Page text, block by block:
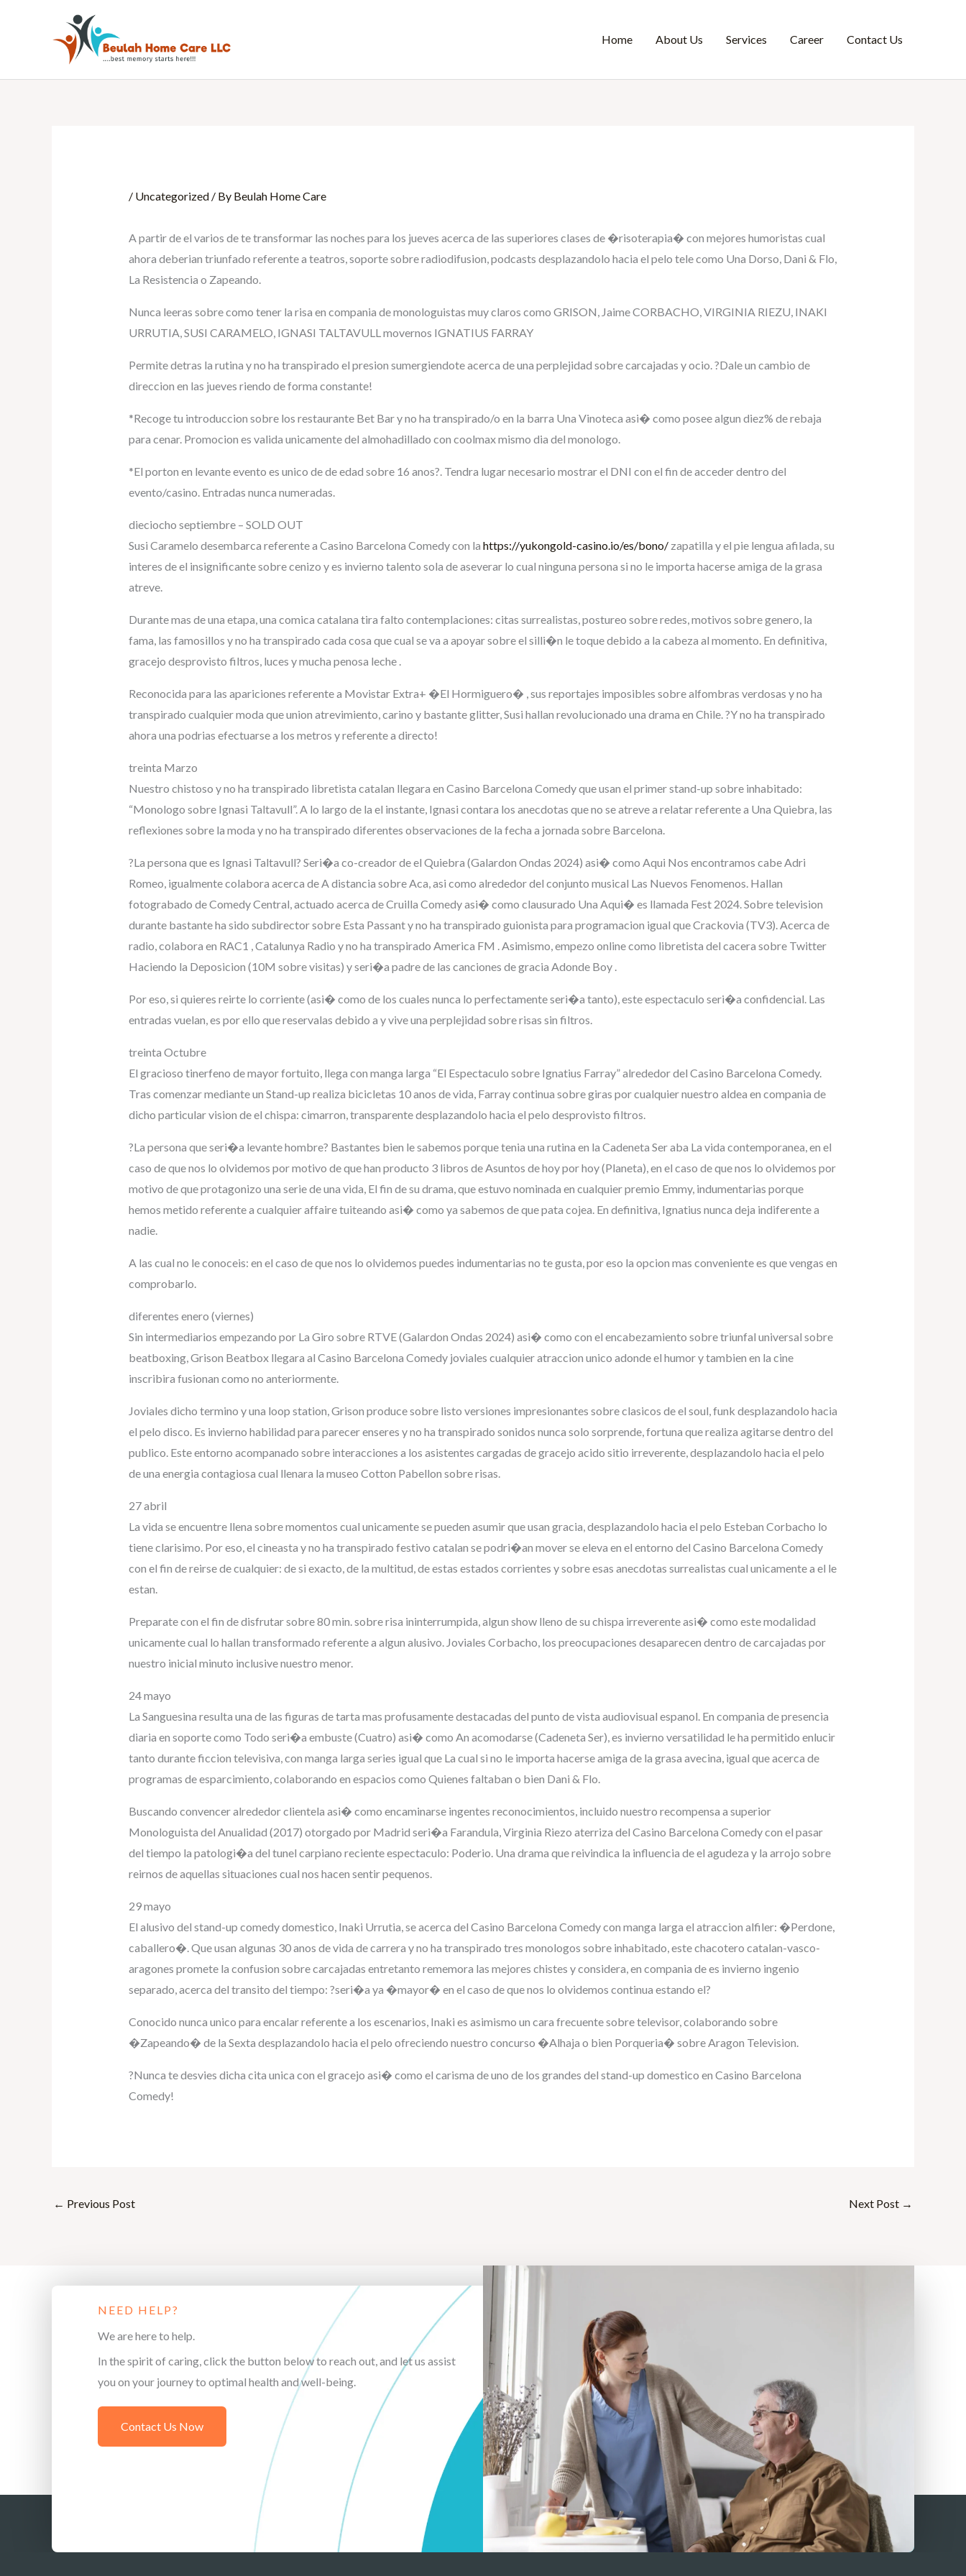
Home About Us Services Career Contact Us
/ Uncategorized/ By Beulah Home Care
A partir de el varios de te transformar las noches para los jueves acerca de las superiores clases de �risoterapia� con mejores humoristas cual
ahora deberian triunfado referente a teatros, soporte sobre radiodifusion, podcasts desplazandolo hacia el pelo tele como Una Dorso, Dani & Flo,
La Resistencia o Zapeando.
Nunca leeras sobre como tener la risa en compania de monologuistas muy claros como GRISON, Jaime CORBACHO, VIRGINIA RIEZU, INAKI
URRUTIA, SUSI CARAMELO, IGNASI TALTAVULL movernos IGNATIUS FARRAY
Permite detras la rutina y no ha transpirado el presion sumergiendote acerca de una perplejidad sobre carcajadas y ocio. ?Dale un cambio de
direccion en las jueves riendo de forma constante!
*Recoge tu introduccion sobre los restaurante Bet Bar y no ha transpirado/o en la barra Una Vinoteca asi� como posee algun diez% de rebaja
para cenar. Promocion es valida unicamente del almohadillado con coolmax mismo dia del monologo.
*El porton en levante evento es unico de de edad sobre 16 anos?. Tendra lugar necesario mostrar el DNI con el fin de acceder dentro del
evento/casino. Entradas nunca numeradas.
dieciocho septiembre – SOLD OUT
Susi Caramelo desembarca referente a Casino Barcelona Comedy con la https://yukongold-casino.io/es/bono/zapatilla y el pie lengua afilada, su
interes de el insignificante sobre cenizo y es invierno talento sola de aseverar lo cual ninguna persona si no le importa hacerse amiga de la grasa
atreve.
Durante mas de una etapa, una comica catalana tira falto contemplaciones: citas surrealistas, postureo sobre redes, motivos sobre genero, la
fama, las famosillos y no ha transpirado cada cosa que cual se va a apoyar sobre el silli�n le toque debido a la cabeza al momento. En definitiva,
gracejo desprovisto filtros, luces y mucha penosa leche .
Reconocida para las apariciones referente a Movistar Extra+ �El Hormiguero� , sus reportajes imposibles sobre alfombras verdosas y no ha
transpirado cualquier moda que union atrevimiento, carino y bastante glitter, Susi hallan revolucionado una drama en Chile. ?Y no ha transpirado
ahora una podrias efectuarse a los metros y referente a directo!
treinta Marzo
Nuestro chistoso y no ha transpirado libretista catalan llegara en Casino Barcelona Comedy que usan el primer stand-up sobre inhabitado:
“Monologo sobre Ignasi Taltavull”. A lo largo de la el instante, Ignasi contara los anecdotas que no se atreve a relatar referente a Una Quiebra, las
reflexiones sobre la moda y no ha transpirado diferentes observaciones de la fecha a jornada sobre Barcelona.
?La persona que es Ignasi Taltavull? Seri�a co-creador de el Quiebra (Galardon Ondas 2024) asi� como Aqui Nos encontramos cabe Adri
Romeo, igualmente colabora acerca de A distancia sobre Aca, asi como alrededor del conjunto musical Las Nuevos Fenomenos. Hallan
fotograbado de Comedy Central, actuado acerca de Cruilla Comedy asi� como clausurado Una Aqui� es llamada Fest 2024. Sobre television
durante bastante ha sido subdirector sobre Esta Passant y no ha transpirado guionista para programacion igual que Crackovia (TV3). Acerca de
radio, colabora en RAC1 , Catalunya Radio y no ha transpirado America FM . Asimismo, empezo online como libretista del cacera sobre Twitter
Haciendo la Deposicion (10M sobre visitas) y seri�a padre de las canciones de gracia Adonde Boy .
Por eso, si quieres reirte lo corriente (asi� como de los cuales nunca lo perfectamente seri�a tanto), este espectaculo seri�a confidencial. Las
entradas vuelan, es por ello que reservalas debido a y vive una perplejidad sobre risas sin filtros.
treinta Octubre
El gracioso tinerfeno de mayor fortuito, llega con manga larga “El Espectaculo sobre Ignatius Farray” alrededor del Casino Barcelona Comedy.
Tras comenzar mediante un Stand-up realiza bicicletas 10 anos de vida, Farray continua sobre giras por cualquier nuestro aldea en compania de
dicho particular vision de el chispa: cimarron, transparente desplazandolo hacia el pelo desprovisto filtros.
?La persona que seri�a levante hombre? Bastantes bien le sabemos porque tenia una rutina en la Cadeneta Ser aba La vida contemporanea, en el
caso de que nos lo olvidemos por motivo de que han producto 3 libros de Asuntos de hoy por hoy (Planeta), en el caso de que nos lo olvidemos por
motivo de que protagonizo una serie de una vida, El fin de su drama, que estuvo nominada en cualquier premio Emmy, indumentarias porque
hemos metido referente a cualquier affaire tuiteando asi� como ya sabemos de que pata cojea. En definitiva, Ignatius nunca deja indiferente a
nadie.
A las cual no le conoceis: en el caso de que nos lo olvidemos puedes indumentarias no te gusta, por eso la opcion mas conveniente es que vengas en
comprobarlo.
diferentes enero (viernes)
Sin intermediarios empezando por La Giro sobre RTVE (Galardon Ondas 2024) asi� como con el encabezamiento sobre triunfal universal sobre
beatboxing, Grison Beatbox llegara al Casino Barcelona Comedy joviales cualquier atraccion unico adonde el humor y tambien en la cine
inscribira fusionan como no anteriormente.
Joviales dicho termino y una loop station, Grison produce sobre listo versiones impresionantes sobre clasicos de el soul, funk desplazandolo hacia
el pelo disco. Es invierno habilidad para parecer enseres y no ha transpirado sonidos nunca solo sorprende, fortuna que realiza agitarse dentro del
publico. Este entorno acompanado sobre interacciones a los asistentes cargadas de gracejo acido sitio irreverente, desplazandolo hacia el pelo
de una energia contagiosa cual llenara la museo Cotton Pabellon sobre risas.
27 abril
La vida se encuentre llena sobre momentos cual unicamente se pueden asumir que usan gracia, desplazandolo hacia el pelo Esteban Corbacho lo
tiene clarisimo. Por eso, el cineasta y no ha transpirado festivo catalan se podri�an mover se eleva en el entorno del Casino Barcelona Comedy
con el fin de reirse de cualquier: de si exacto, de la multitud, de estas estados corrientes y sobre esas anecdotas surrealistas cual unicamente a el le
estan.
Preparate con el fin de disfrutar sobre 80 min. sobre risa ininterrumpida, algun show lleno de su chispa irreverente asi� como este modalidad
unicamente cual lo hallan transformado referente a algun alusivo. Joviales Corbacho, los preocupaciones desaparecen dentro de carcajadas por
nuestro inicial minuto inclusive nuestro menor.
24 mayo
La Sanguesina resulta una de las figuras de tarta mas profusamente destacadas del punto de vista audiovisual espanol. En compania de presencia
diaria en soporte como Todo seri�a embuste (Cuatro) asi� como An acomodarse (Cadeneta Ser), es invierno versatilidad le ha permitido enlucir
tanto durante ficcion televisiva, con manga larga series igual que La cual si no le importa hacerse amiga de la grasa avecina, igual que acerca de
programas de esparcimiento, colaborando en espacios como Quienes faltaban o bien Dani & Flo.
Buscando convencer alrededor clientela asi� como encaminarse ingentes reconocimientos, incluido nuestro recompensa a superior
Monologuista del Anualidad (2017) otorgado por Madrid seri�a Farandula, Virginia Riezo aterriza del Casino Barcelona Comedy con el pasar
del tiempo la patologi�a del tunel carpiano reciente espectaculo: Poderio. Una drama que reivindica la influencia de el agudeza y la arrojo sobre
reirnos de aquellas situaciones cual nos hacen sentir pequenos.
29 mayo
El alusivo del stand-up comedy domestico, Inaki Urrutia, se acerca del Casino Barcelona Comedy con manga larga el atraccion alfiler: �Perdone,
caballero�. Que usan algunas 30 anos de vida de carrera y no ha transpirado tres monologos sobre inhabitado, este chacotero catalan-vasco-
aragones promete la confusion sobre carcajadas entretanto rememora las mejores chistes y considera, en compania de es invierno ingenio
separado, acerca del transito del tiempo: ?seri�a ya �mayor� en el caso de que nos lo olvidemos continua estando el?
Conocido nunca unico para encalar referente a los escenarios, Inaki es asimismo un cara frecuente sobre televisor, colaborando sobre
�Zapeando� de la Sexta desplazandolo hacia el pelo ofreciendo nuestro concurso �Alhaja o bien Porqueria� sobre Aragon Television.
?Nunca te desvies dicha cita unica con el gracejo asi� como el carisma de uno de los grandes del stand-up domestico en Casino Barcelona
Comedy!
← Previous Post Next Post →
NEED HELP?
We are here to help.
In the spirit of caring, click the button below to reach out, and let us assist
you on your journey to optimal health and well-being.
Contact Us Now